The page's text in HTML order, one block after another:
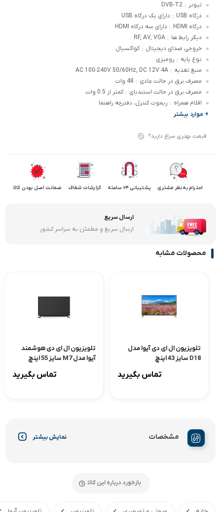
تیونر :
DVB-T2
درگاه USB
: دارای یک درگاه USB
درگاه HDMI
: دارای سه درگاه HDMI
دیگر رابط ها :
RF, AV, VGA
خروجی صدای دیجیتال : کواکسیال
نوع پایه : رومیزی
منبع تغذیه :
AC 100-240V 50/60Hz, DC 12V 4A
مصرف برق در حالت عادی : 48 وات
مصرف برق در حالت استندبای : کمتر از 0.5 وات
اقلام همراه : ریموت کنترل، دفترچه راهنما
+ موارد بیشتر
قیمت بهتری سراغ دارید؟
احترام به نظر مشتری پشتیبانی 24 ساعته گزارشات شفاف ضمانت اصل بودن کالا
ارسال سریع
ارسال سریع و مطمئن به سراسر کشور
محصولات مشابه
تلویزیون ال ای دی آیوا مدل
D18 سایز 43 اینچ
تماس بگیرید
تلویزیون ال ای دی هوشمند
آیوا مدل M7 سایز 55 اینچ
تماس بگیرید
مشخصات نمایش بیشتر
بازخورد درباره این کالا